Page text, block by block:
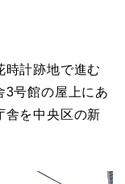
時計跡地で進む
3号館の屋上にあ
舎を中央区の新